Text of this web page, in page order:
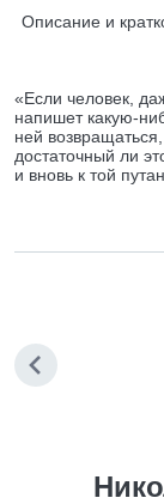
Описание и
«Если человек,
напишет какую-
ней
достаточный ли
и вновь к той